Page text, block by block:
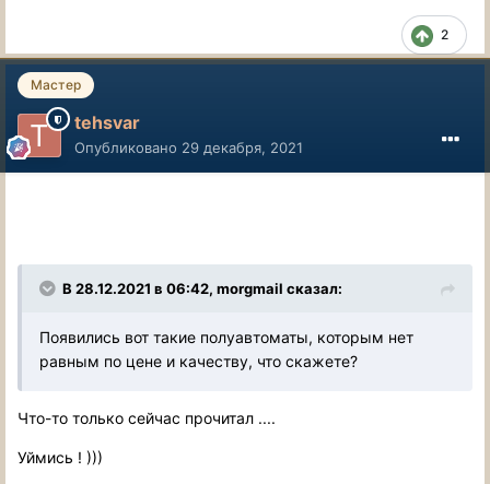
2
Мастер
tehsvar
Опубликовано 29 декабря, 2021
В 28.12.2021 в 06:42, morgmail сказал:
Появились вот такие полуавтоматы, которым нет
равным по цене и качеству, что скажете?
Что-то только сейчас прочитал ....
Уймись ! )))